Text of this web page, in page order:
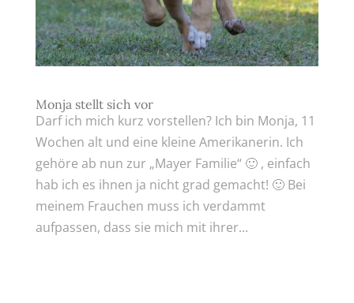
Monja stellt sich vor
Darf ich mich kurz vorstellen? Ich bin Monja, 11
Wochen alt und eine kleine Amerikanerin. Ich
gehöre ab nun zur „Mayer Familie“ 🙂 , einfach
hab ich es ihnen ja nicht grad gemacht! 🙂 Bei
meinem Frauchen muss ich verdammt
aufpassen, dass sie mich mit ihrer...